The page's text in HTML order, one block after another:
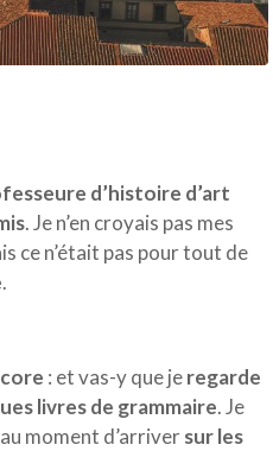
d’histoire d’art
. Je n’en croyais pas mes
ce n’était pas pour tout de
.
: et vas-y que jeregarde
livres de grammaire. Je
au moment d’arriversur les